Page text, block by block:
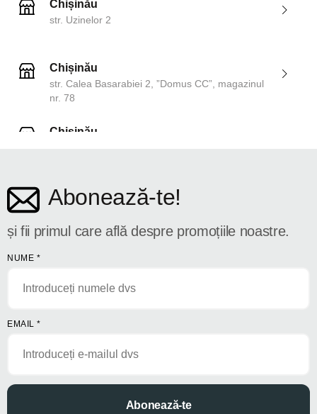
Chișinău
str. Uzinelor 2
Chișinău
str. Calea Basarabiei 2, ”Domus CC”, magazinul
nr. 78
Chișinău
Abonează-te!
și fii primul care află despre promoțiile noastre.
NUME *
EMAIL *
Abonează-te